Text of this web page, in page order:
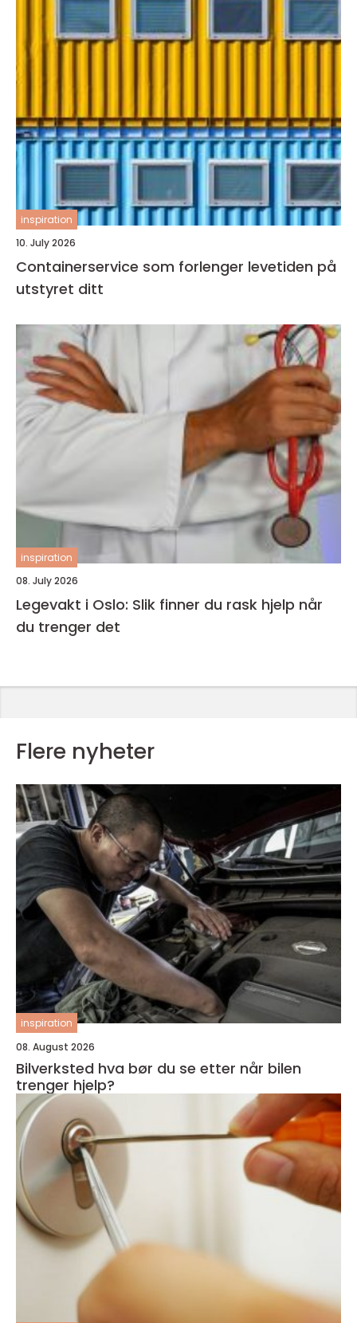
inspiration
10. July 2026
Containerservice som forlenger levetiden på
utstyret ditt
inspiration
08. July 2026
Legevakt i Oslo: Slik finner du rask hjelp når
du trenger det
Flere nyheter
inspiration
08. August 2026
Bilverksted hva bør du se etter når bilen
trenger hjelp?